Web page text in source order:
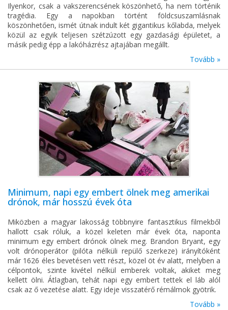
Ilyenkor, csak a vakszerencsének köszönhető, ha nem történik
tragédia. Egy a napokban történt földcsuszamlásnak
köszönhetően, ismét útnak indult két gigantikus kőlabda, melyek
közül az egyik teljesen szétzúzott egy gazdasági épületet, a
másik pedig épp a lakóházrész ajtajában megállt.
Tovább »
Minimum, napi egy embert ölnek meg amerikai
drónok, már hosszú évek óta
Miközben a magyar lakosság többnyire fantasztikus filmekből
hallott csak róluk, a közel keleten már évek óta, naponta
minimum egy embert drónok ölnek meg. Brandon Bryant, egy
volt drónoperátor (pilóta nélküli repülő szerkeze) irányítóként
már 1626 éles bevetésen vett részt, közel öt év alatt, melyben a
célpontok, szinte kivétel nélkül emberek voltak, akiket meg
kellett ölni. Átlagban, tehát napi egy embert tettek el láb alól
csak az ő vezetése alatt. Egy ideje visszatérő rémálmok gyötrik.
Tovább »